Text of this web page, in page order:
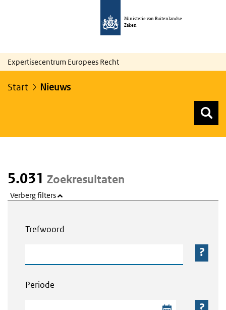
Ministerie van Buitenlandse
Zaken
Expertisecentrum Europees Recht
Start Nieuws
5.031 Zoekresultaten
Verberg filters
Trefwoord
Periode